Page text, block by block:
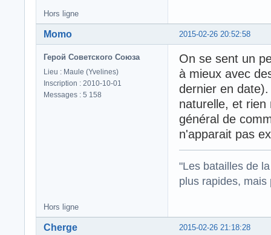
Hors ligne
2015-02-26 20:52:58
Momo
Герой Советского Союза
Lieu : Maule (Yvelines)
Inscription : 2010-10-01
Messages : 5 158
On se sent un
à mieux avec
dernier en
naturelle, et rien
général de
n'apparait pas
"Les batailles de
plus rapides,
Hors ligne
2015-02-26 21:18:28
Cherge